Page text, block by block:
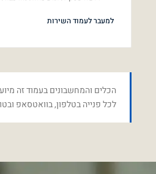
למעבר לעמוד השירות
הכלים והמחשבונים בעמוד זה
לכל פנייה בטלפון, בוואטסאפ